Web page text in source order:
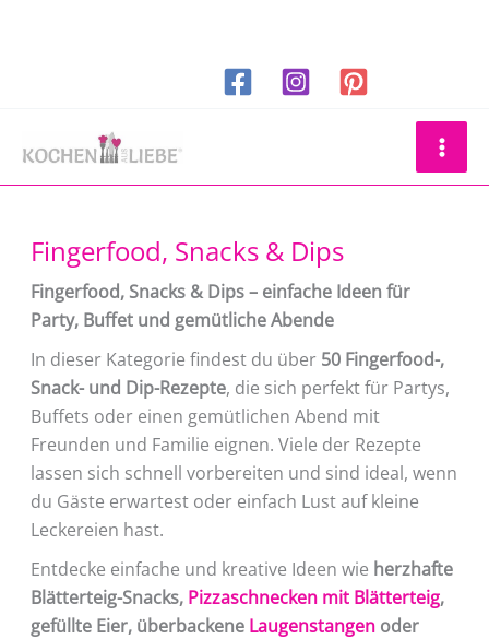
Fingerfood, Snacks & Dips
Fingerfood, Snacks & Dips – einfache Ideen für
Party, Buffet und gemütliche Abende
In dieser Kategorie findest du über 50 Fingerfood-,
Snack- und Dip-Rezepte, die sich perfekt für Partys,
Buffets oder einen gemütlichen Abend mit
Freunden und Familie eignen. Viele der Rezepte
lassen sich schnell vorbereiten und sind ideal, wenn
du Gäste erwartest oder einfach Lust auf kleine
Leckereien hast.
Entdecke einfache und kreative Ideen wie herzhafte
Blätterteig-Snacks, Pizzaschnecken mit Blätterteig,
gefüllte Eier, überbackene Laugenstangenoder